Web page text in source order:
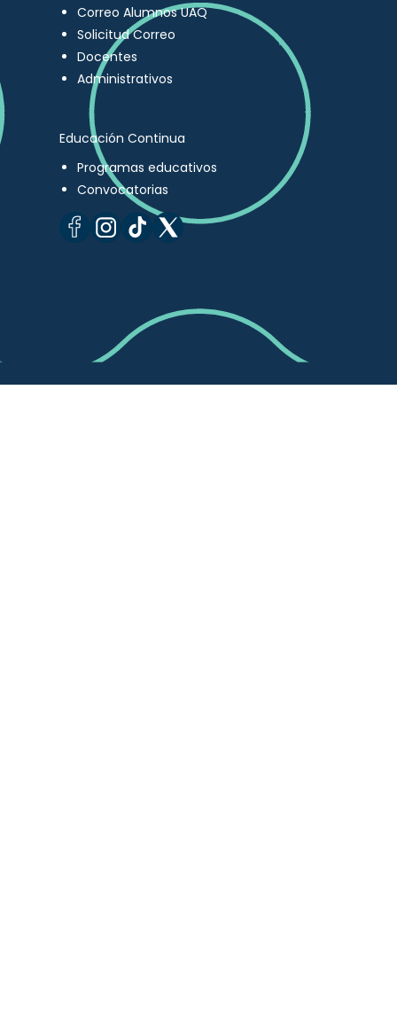
Correo Alumnos UAQ
Solicitud Correo
Docentes
Administrativos
Educación Continua
Programas educativos
Convocatorias